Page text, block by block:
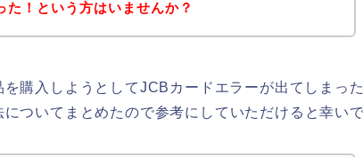
た！という方はいませんか？
を購入しようとしてJCBカードエラーが出てしまっ
ついてまとめたので参考にしていただけると幸いで